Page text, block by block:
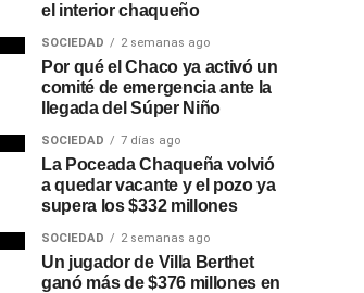
el interior chaqueño
SOCIEDAD 2 semanas ago
Por qué el Chaco ya activó un
comité de emergencia ante la
llegada del Súper Niño
SOCIEDAD 7 días ago
La Poceada Chaqueña volvió
a quedar vacante y el pozo ya
supera los $332 millones
SOCIEDAD 2 semanas ago
Un jugador de Villa Berthet
ganó más de $376 millones en